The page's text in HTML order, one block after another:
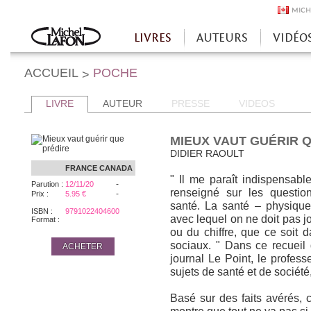
Accueil
LIVRES AUTEURS
ACCUEIL > POCHE
LIVRE AUTEUR PRESSE VIDEOS
FRANCE CANADA
Parution : 12/11/20 -
Prix : 5.95 € -
ISBN :
9791022404600
Format :
ACHETER
MIEUX VAUT GUÉRIR
DIDIER RAOULT
" Il me paraît
renseigné sur les
santé. La santé –
avec lequel on ne doit pas
ou du chiffre, que ce soit
sociaux. " Dans ce recueil
journal Le Point, le
sujets de santé et de
Basé sur des faits avérés,